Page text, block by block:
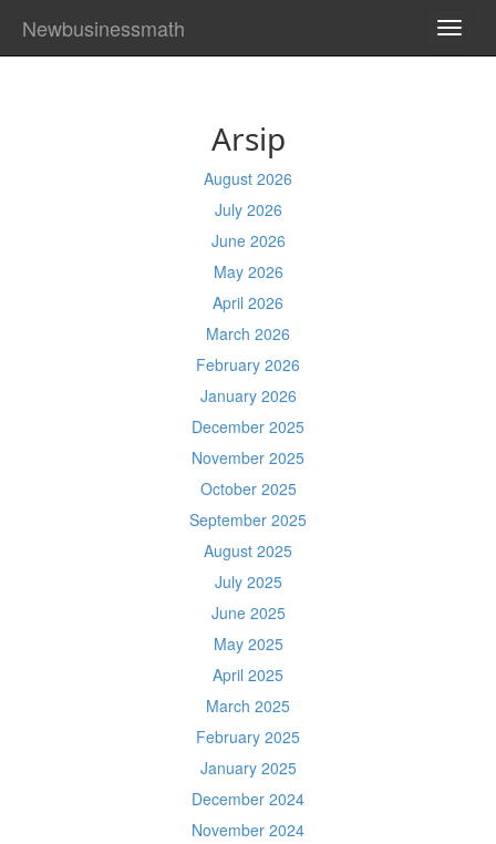
Newbusinessmath
Arsip
August 2026
July 2026
June 2026
May 2026
April 2026
March 2026
February 2026
January 2026
December 2025
November 2025
October 2025
September 2025
August 2025
July 2025
June 2025
May 2025
April 2025
March 2025
February 2025
January 2025
December 2024
November 2024